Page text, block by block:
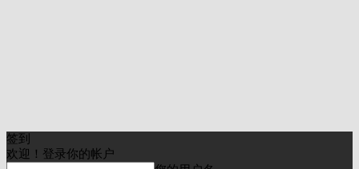
签到
欢迎！登录你的帐户